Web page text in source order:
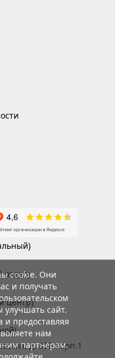
отдел)
центр)
д. 35Б корп.1
cookie. Они
и получать
сайт.
предоставляя
нам
партнерам.